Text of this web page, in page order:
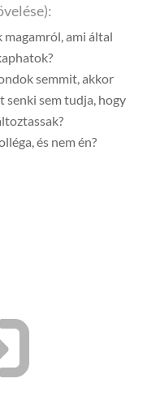
magamról, ami által
semmit, akkor
senki sem tudja, hogy
és nem én?